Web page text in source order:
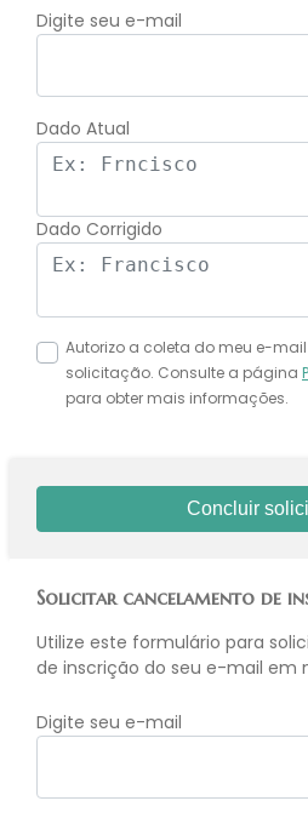
Digite seu e-mail
Dado Atual
Dado Corrigido
Autorizo a coleta do meu e-
solicitação. Consulte a página
para obter mais informações.
Concluir
Solicitar cancelamento de
Utilize este formulário para
de inscrição do seu e-mail em
Digite seu e-mail